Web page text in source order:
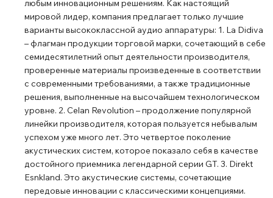
пылезащитными колпачками из длинного волокна,
длинноходным подвесом и высокопроизводительными
звуковыми катушками, оптимизированными для
передачи сигнала с низким уровнем искажений.
Низкочастотный и среднечастотный динамики с
массивными корзинами из стали с покрытием и
высококачественными декоративными кольцами с
шестикратной резьбой. Модуль Dolby Atmos
Коаксиальный громкоговоритель, специально
разработанный в соответствии с рекомендациями
Atmos. 20-мм твитер с куполом из шелкового компаунда
и неодимовым драйвером. 30-мм низкочастотный/
среднечастотный динамик с легким бумажным
любым инновационным решениям. Как настоящий
мировой лидер, компания предлагает только лучшие
варианты высококлассной аудио аппаратуры: 1. La Didiva
– флагман продукции торговой марки, сочетающий в себе
семидесятилетний опыт деятельности производителя,
проверенные материалы произведенные в соответствии
с современными требованиями, а также традиционные
решения, выполненные на высочайшем технологическом
уровне. 2. Celan Revolution – продолжение популярной
линейки производителя, которая пользуется небывалым
успехом уже много лет. Это четвертое поколение
акустических систем, которое показало себя в качестве
достойного приемника легендарной серии GT. 3. Direkt
Esnkland. Это акустические системы, сочетающие
передовые инновации с классическими концепциями.